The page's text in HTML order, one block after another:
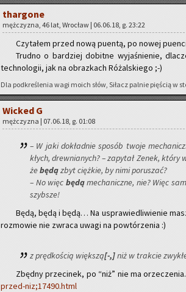
thar­go­ne
męż­czy­zna, 46 lat, Wro­cław | 06.06.18, g. 23:22
Czy­ta­łem przed nową pu­en­tą, po nowej
Trud­no o bar­dziej do­bit­ne wy­ja­śnie­nie,
tech­no­lo­gii, jak na ob­raz­kach Ró­żal­skie­go ;-)
Dla pod­kre­śle­nia wagi moich słów, Si­łacz pal­nie pię­ścią w
Wic­ked G
męż­czy­zna | 07.06.18, g. 01:08
– W jaki do­kład­nie spo­sób twoje
kłych, drew­nia­nych? – za­py­tał Zenek,
żebędązbyt cięż­kie, by nimi po­ru­szać?
– No więc będąme­cha­nicz­ne, nie? Więc
szyb­sze!
Będą, będą i będą… Na uspra­wie­dli­wie­nie
roz­mo­wie nie zwra­ca uwagi na po­wtó­rze­nia :)
z pręd­ko­ścią więk­szą[-,]niż w trak­cie
Zbęd­ny prze­ci­nek, po “niż” nie ma
przed-niz;17490.html